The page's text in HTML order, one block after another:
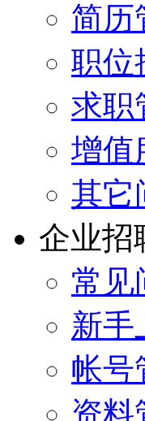
简历
职位
求职
增值
其它
企业招
常见
新手
帐号
资料